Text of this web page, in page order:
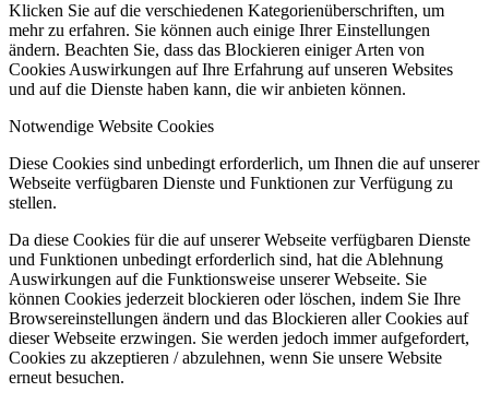
Klicken Sie auf die verschiedenen Kategorienüberschriften, um
mehr zu erfahren. Sie können auch einige Ihrer Einstellungen
ändern. Beachten Sie, dass das Blockieren einiger Arten von
Cookies Auswirkungen auf Ihre Erfahrung auf unseren Websites
und auf die Dienste haben kann, die wir anbieten können.
Notwendige Website Cookies
Diese Cookies sind unbedingt erforderlich, um Ihnen die auf unserer
Webseite verfügbaren Dienste und Funktionen zur Verfügung zu
stellen.
Da diese Cookies für die auf unserer Webseite verfügbaren Dienste
und Funktionen unbedingt erforderlich sind, hat die Ablehnung
Auswirkungen auf die Funktionsweise unserer Webseite. Sie
können Cookies jederzeit blockieren oder löschen, indem Sie Ihre
Browsereinstellungen ändern und das Blockieren aller Cookies auf
dieser Webseite erzwingen. Sie werden jedoch immer aufgefordert,
Cookies zu akzeptieren / abzulehnen, wenn Sie unsere Website
erneut besuchen.